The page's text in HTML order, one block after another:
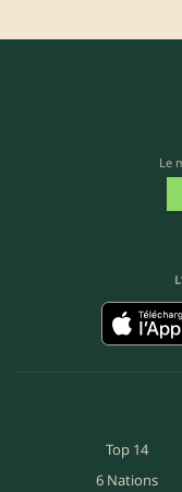
Le
Top 14
6 Nations